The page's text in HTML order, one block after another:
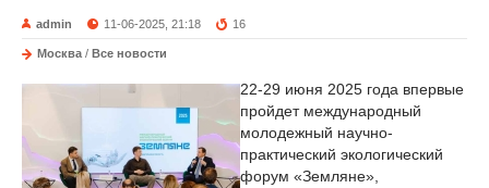
admin 11-06-2025, 21:18 16
Москва / Все новости
22-29 июня 2025 года впервые
пройдет международный
молодежный научно-
практический экологический
форум «Земляне»,